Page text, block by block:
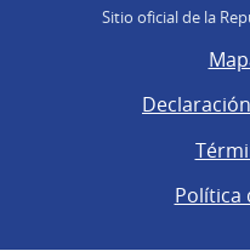
Sitio oficial de la
Política